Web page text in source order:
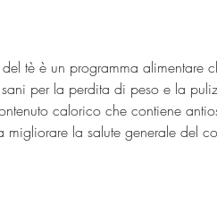
tè è un programma alimentare
per la perdita di peso e la
calorico che contiene
migliorare la salute generale del